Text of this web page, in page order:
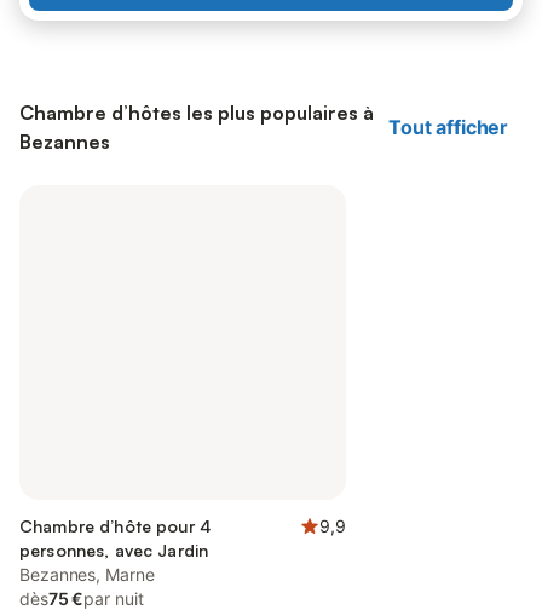
Chambre d’hôtes les plus populaires à
Bezannes
Tout afficher
Chambre d’hôte pour 4
personnes, avec Jardin
9,9
Bezannes, Marne
dès75 €par nuit